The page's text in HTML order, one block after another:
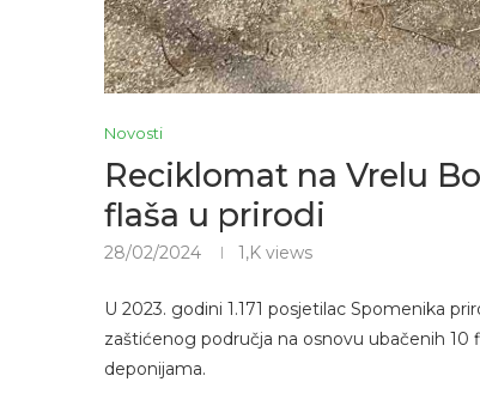
Novosti
Reciklomat na Vrelu
flaša u prirodi
28/02/2024 1,K views
U 2023. godini 1.171 posjetilac Spomenika
zaštićenog područja na osnovu ubačenih 10
deponijama.